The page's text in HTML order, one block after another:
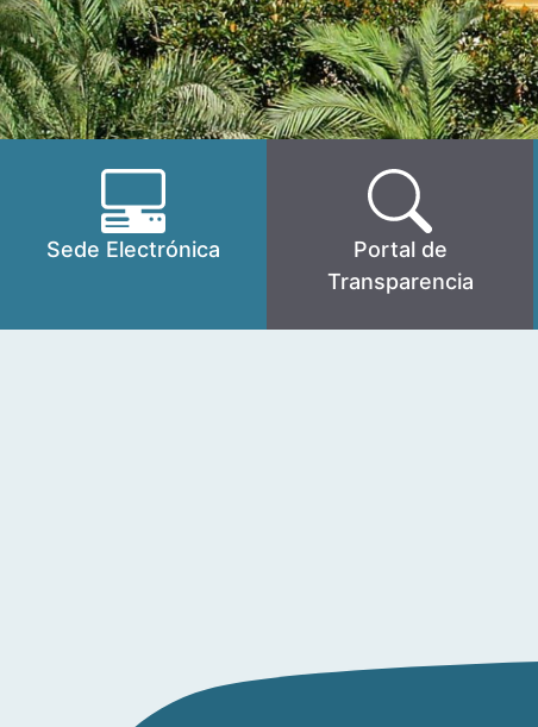
Sede Electrónica
Portal de
Transparencia